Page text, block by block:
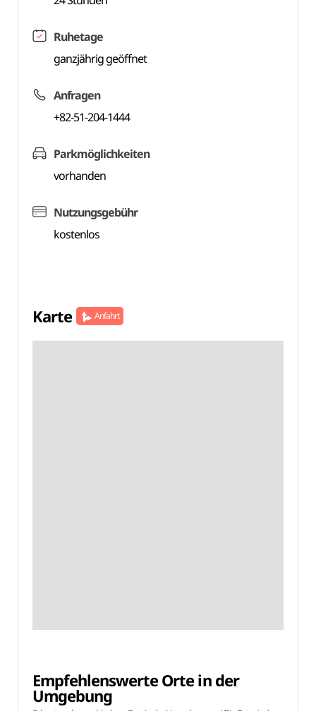
Ruhetage
ganzjährig geöffnet
Anfragen
+82-51-204-1444
Parkmöglichkeiten
vorhanden
Nutzungsgebühr
kostenlos
Karte Anfahrt
Empfehlenswerte Orte in der
Umgebung